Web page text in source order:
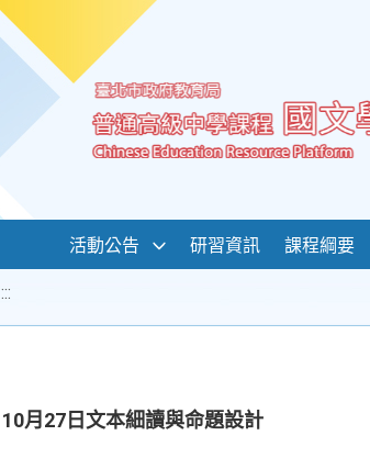
活動公告 研習資訊 課程綱要
:::
10月27日文本細讀與命題設計